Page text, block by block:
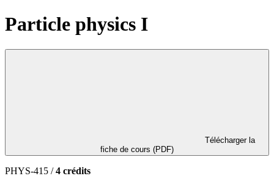
Particle physics I
fiche de cours (PDF)
PHYS-415 /4 crédits